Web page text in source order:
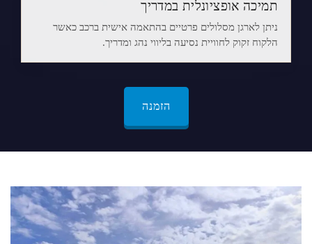
תמיכה אופציונלית במדריך
ניתן לארגן מסלולים פרטיים בהתאמה אישית ברכב כאשר
הלקוח זקוק לחוויית נסיעה בליווי נהג ומדריך.
הזמנה